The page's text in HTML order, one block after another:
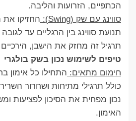
הכתפיים, הזרועות והליבה.
סווינג עם שק (Swing):
החזיקו
תנועת סווינג בין הרגליים עד
תרגיל זה מחזק את הישבן,
טיפים לשימוש נכון בשק בולגרי
חימום מתאים: התחילו כל אימון
כולל תרגילי מתיחות ושחרור
נכון מפחית את הסיכון לפציעות
האימון.